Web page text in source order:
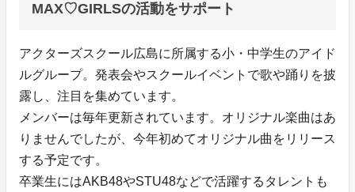
MAX♡GIRLSの活動をサポート
アクターズスクール広島に所属する小・中学生のアイド
ルグループ。発表会やスクールイベントで歌や踊りを披
露し、注目を集めています。
メンバーは毎年更新されています。オリジナル楽曲はあ
りませんでしたが、今年初めてオリジナル曲をリリース
する予定です。
卒業生にはAKB48やSTU48などで活躍するタレントも